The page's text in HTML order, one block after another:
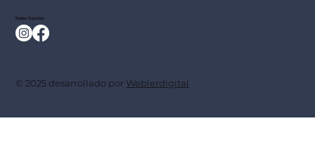
Redes Sociales
© 2025 desarrollado por Weblerdigital